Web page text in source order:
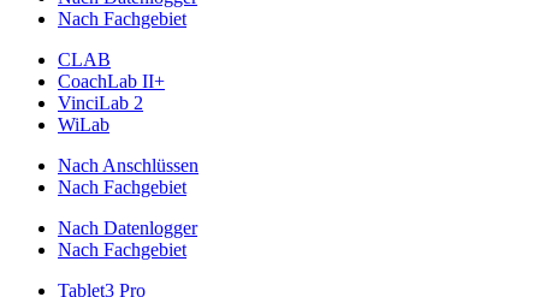
Nach Fachgebiet
CLAB
CoachLab II+
VinciLab 2
WiLab
Nach Anschlüssen
Nach Fachgebiet
Nach Datenlogger
Nach Fachgebiet
Tablet3 Pro